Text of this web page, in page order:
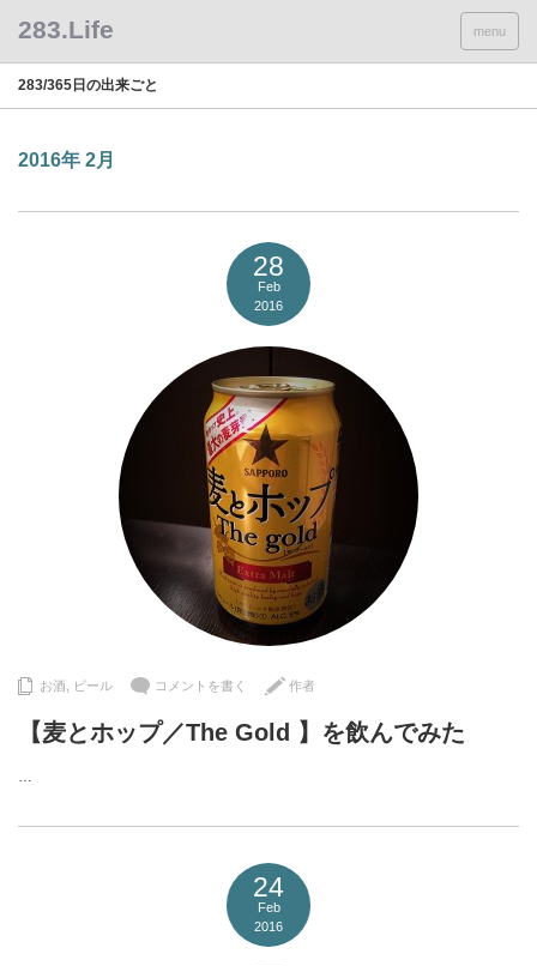
menu
283/365日の出来ごと
2016年 2月
28
Feb
2016
お酒 ビール コメントを書く 作者
【麦とホップ／The Gold 】を飲んでみた
…
24
Feb
2016